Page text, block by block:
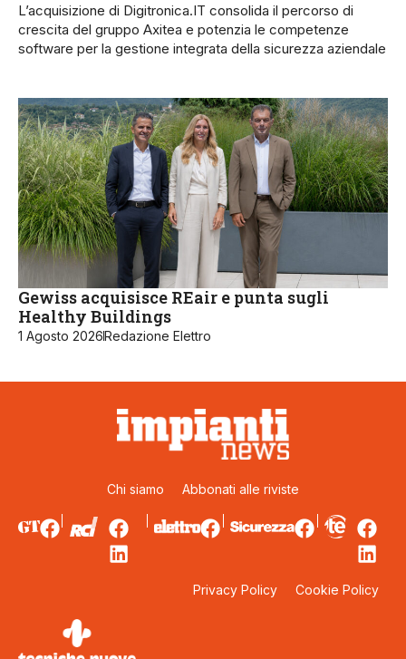
L’acquisizione di Digitronica.IT consolida il percorso di
crescita del gruppo Axitea e potenzia le competenze
software per la gestione integrata della sicurezza aziendale
Gewiss acquisisce REair e punta sugli
Healthy Buildings
1 Agosto 2026Redazione Elettro
Chi siamo Abbonati alle riviste
Privacy Policy Cookie Policy